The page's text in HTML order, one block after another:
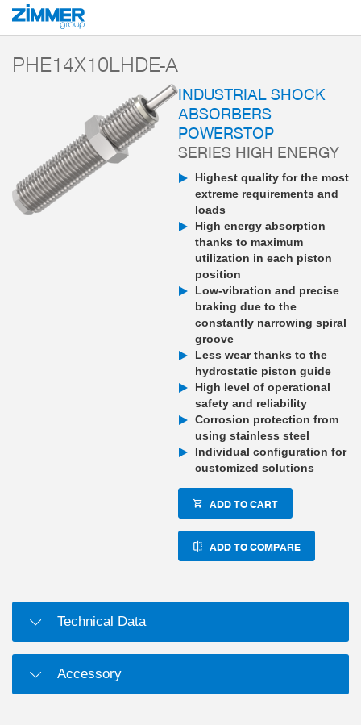
Start Products
PHE14X10LHDE-A
INDUSTRIAL SHOCK
ABSORBERS
POWERSTOP
SERIES HIGH ENERGY
Highest quality for the most
extreme requirements and
loads
High energy absorption
thanks to maximum
utilization in each piston
position
Low-vibration and precise
braking due to the
constantly narrowing spiral
groove
Less wear thanks to the
hydrostatic piston guide
High level of operational
safety and reliability
Corrosion protection from
using stainless steel
Individual configuration for
customized solutions
ADD TO CART
ADD TO COMPARE
Technical Data
Accessory